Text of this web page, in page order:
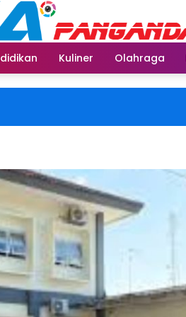
Kuliner Olahraga